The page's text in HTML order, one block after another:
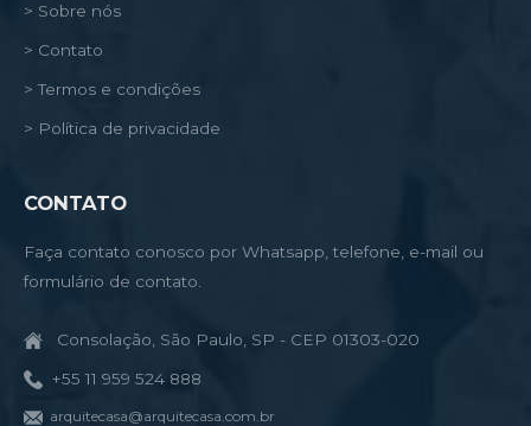
> Sobre nós
> Contato
> Termos e condições
> Política de privacidade
CONTATO
Faça contato conosco por Whatsapp, telefone, e-mail ou
formulário de contato.
Consolação, São Paulo, SP - CEP 01303-020
+55 11 959 524 888
arquitecasa@arquitecasa.com.br